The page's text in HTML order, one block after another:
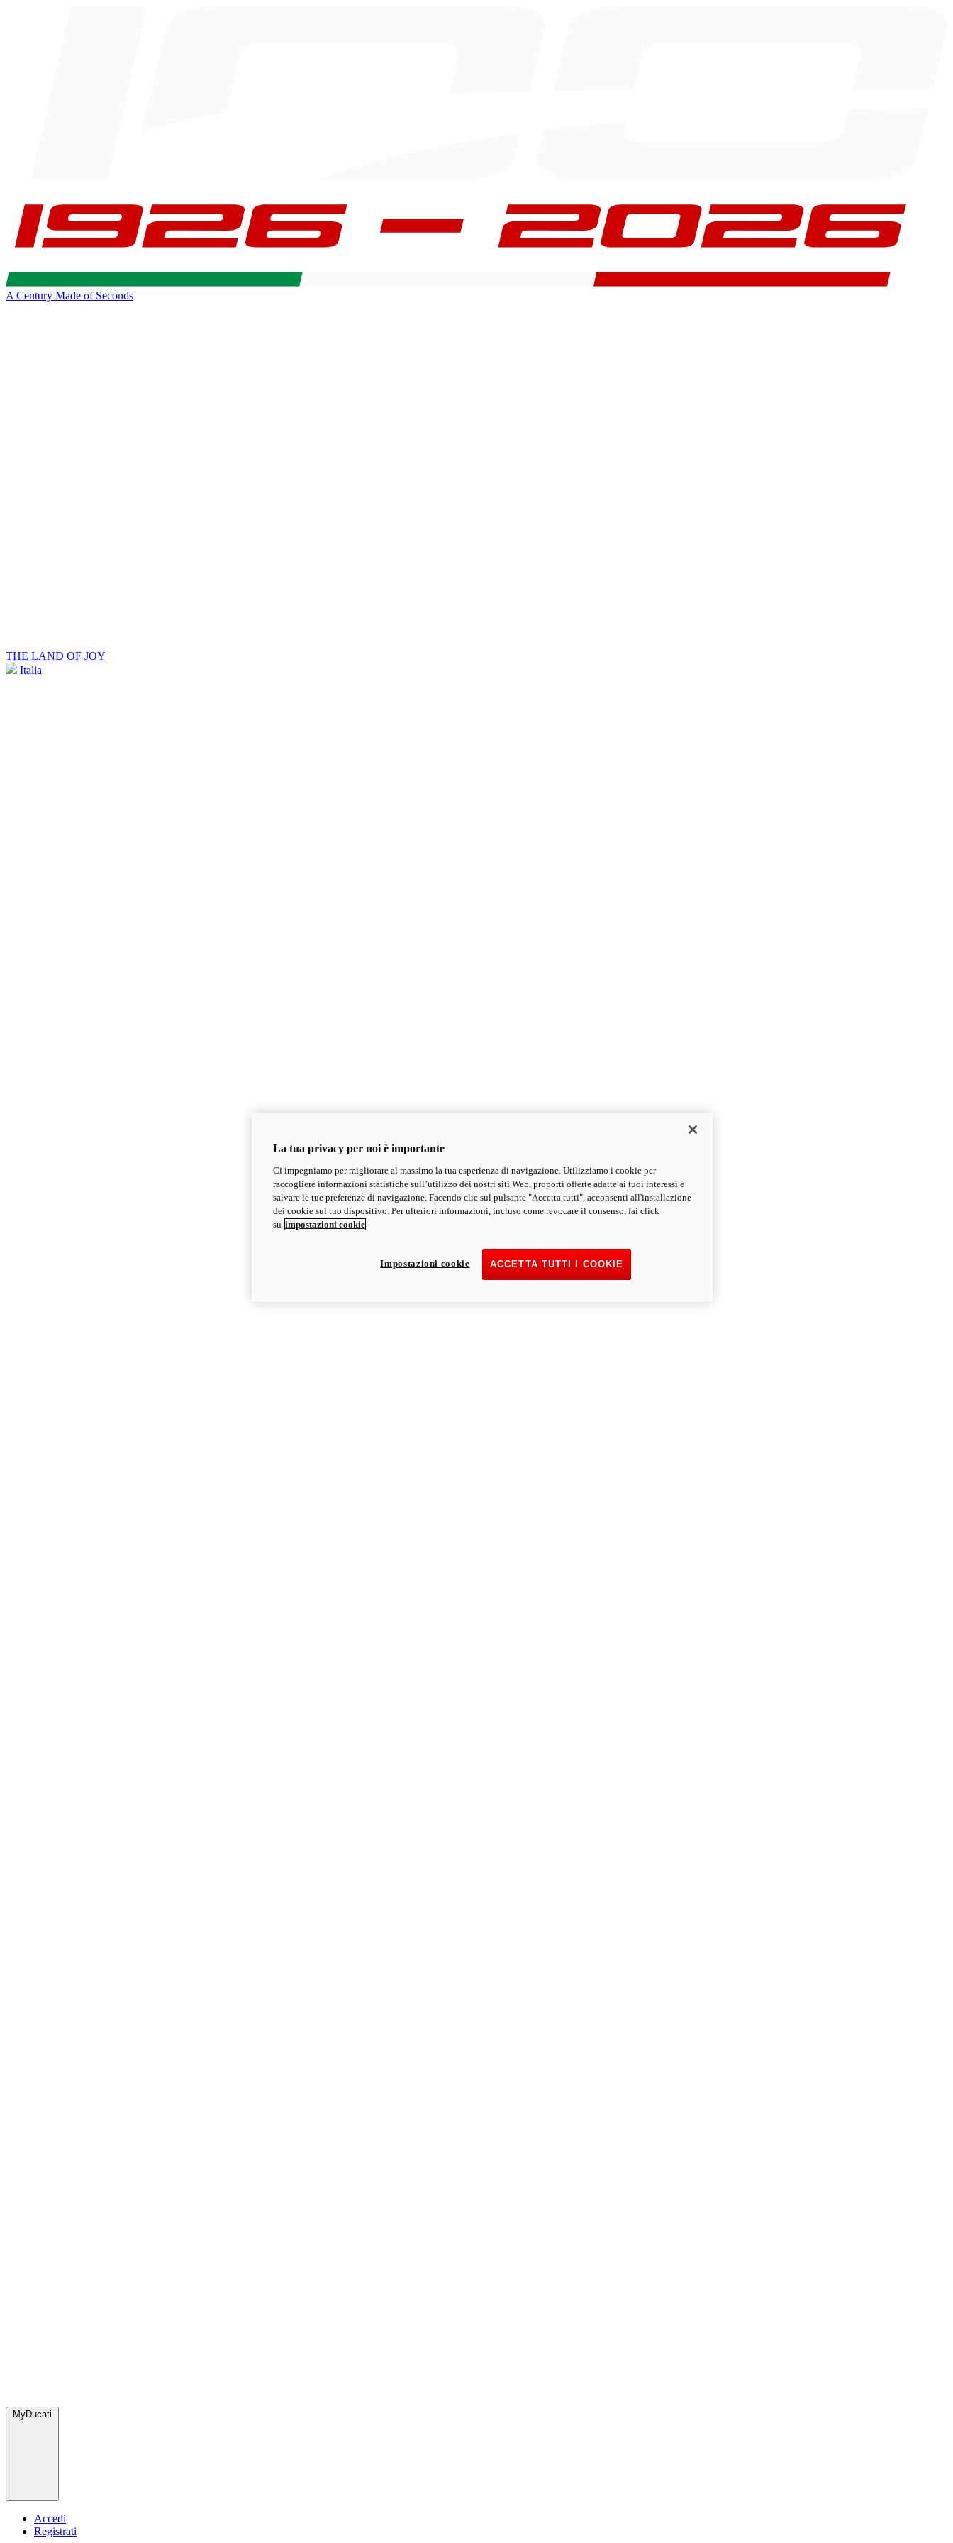
A Century Made of Seconds
THE LAND OF JOY
Italia
MyDucati
Accedi
Registrati
La tua privacy per noi è importante
Ci impegniamo per migliorare al massimo la tua esperienza di navigazione. Utilizziamo i cookie per
raccogliere informazioni statistiche sull’utilizzo dei nostri siti Web, proporti offerte adatte ai tuoi interessi e
salvare le tue preferenze di navigazione. Facendo clic sul pulsante "Accetta tutti", acconsenti all'installazione
dei cookie sul tuo dispositivo. Per ulteriori informazioni, incluso come revocare il consenso, fai click
su impostazioni cookie
ACCETTA TUTTI I COOKIE
Impostazioni cookie